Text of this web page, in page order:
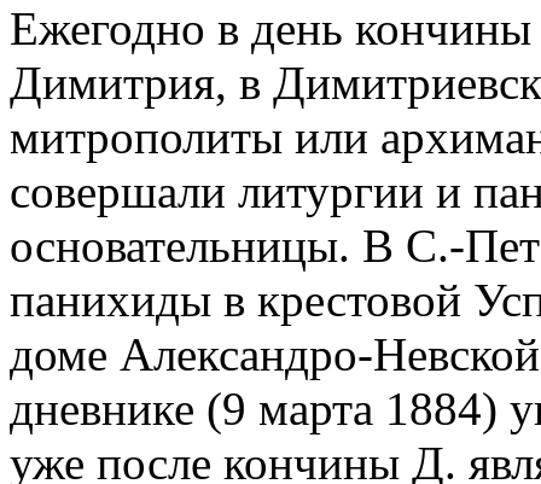
Ежегодно в день
Димитрия, в
митрополиты или
совершали литургии и
основательницы. В С.-
панихиды в крестовой
доме Александро-
дневнике (9 марта 1884)
уже после кончины Д.